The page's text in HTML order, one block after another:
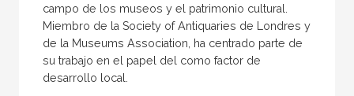
Coordinador
Editor
Editora
Escritor
campo de los museos y el patrimonio cultural.
Miembro de la Society of Antiquaries de Londres y
de la Museums Association, ha centrado parte de
su trabajo en el papel del como factor de
desarrollo local.